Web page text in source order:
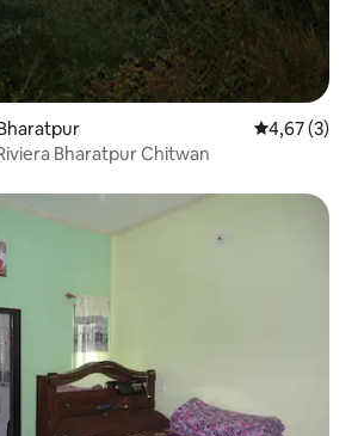
4,67 de
4,67 (3)
Bharatpur Chitwan